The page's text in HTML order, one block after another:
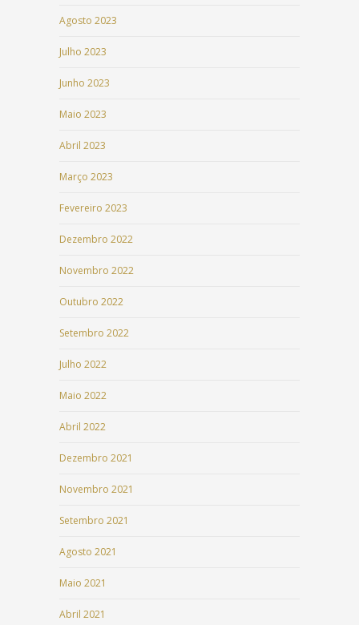
Agosto 2023
Julho 2023
Junho 2023
Maio 2023
Abril 2023
Março 2023
Fevereiro 2023
Dezembro 2022
Novembro 2022
Outubro 2022
Setembro 2022
Julho 2022
Maio 2022
Abril 2022
Dezembro 2021
Novembro 2021
Setembro 2021
Agosto 2021
Maio 2021
Abril 2021